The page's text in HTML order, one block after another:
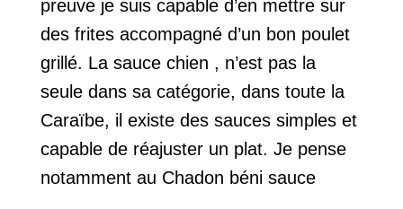
preuve je suis capable d’en mettre sur
des frites accompagné d’un bon poulet
grillé. La sauce chien , n’est pas la
seule dans sa catégorie, dans toute la
Caraïbe, il existe des sauces simples et
capable de réajuster un plat. Je pense
notamment au Chadon béni sauce